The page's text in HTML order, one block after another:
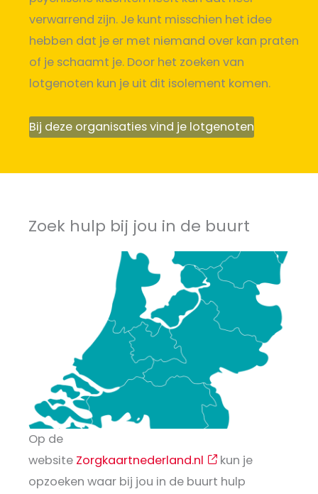
verwarrend zijn. Je kunt misschien het idee
hebben dat je er met niemand over kan praten
of je schaamt je. Door het zoeken van
lotgenoten kun je uit dit isolement komen.
Bij deze organisaties vind je lotgenoten
Zoek hulp bij jou in de buurt
Op de
website Zorgkaartnederland.nl
kun je
opzoeken waar bij jou in de buurt hulp